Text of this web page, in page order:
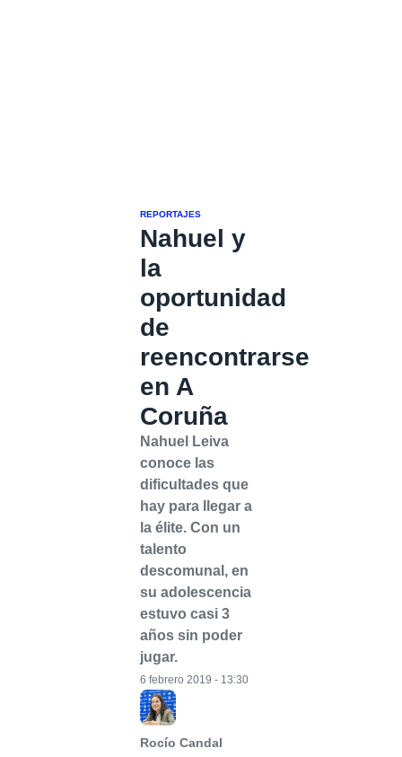
REPORTAJES
Nahuel y
la
oportunidad
de
reencontrarse
en A
Coruña
Nahuel Leiva
conoce las
dificultades que
hay para llegar a
la élite. Con un
talento
descomunal, en
su adolescencia
estuvo casi 3
años sin poder
jugar.
Rocío Candal
6 febrero 2019 - 13:30